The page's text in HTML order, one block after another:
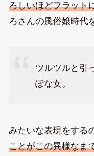
ろしいほどフラット
ろさんの風俗嬢時代
ツルツルと引
ぽな女。
みたいな表現をする
ことがこの異様なま